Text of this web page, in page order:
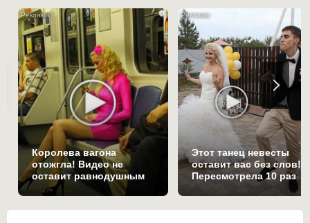
i
Королева вагона
отожгла! Видео не
оставит равнодушным
Этот танец невесты
оставит вас без слов!
Пересмотрела 10 раз